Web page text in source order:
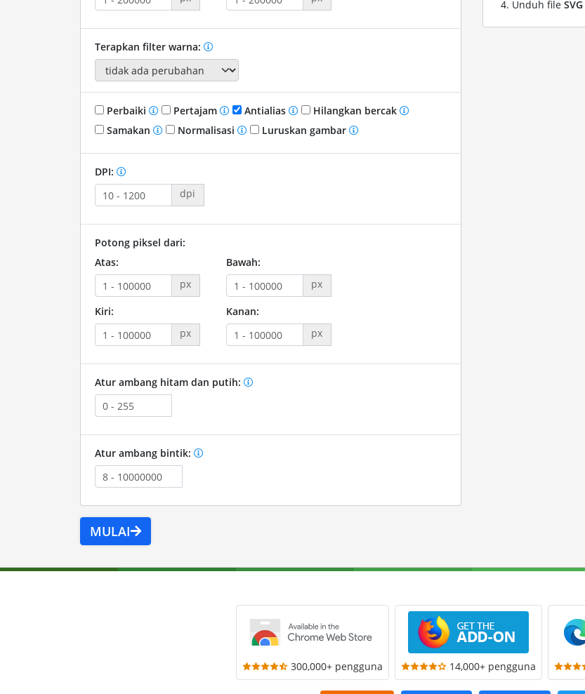
Terapkan filter warna:
Perbaiki Pertajam Antialias
Hilangkan bercak
Samakan
Normalisasi Luruskan gambar
DPI:
dpi
Potong piksel dari:
Atas:
px
Bawah:
px
Kiri:
px
Kanan:
px
Atur ambang hitam dan putih:
Atur ambang bintik:
MULAI
Unduh file SVG
300,000+ pengguna 14,000+ pengguna